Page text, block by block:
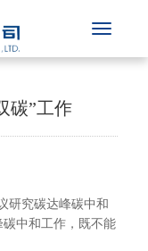
碳”工作
究碳达峰碳中和
中和工作，既不能